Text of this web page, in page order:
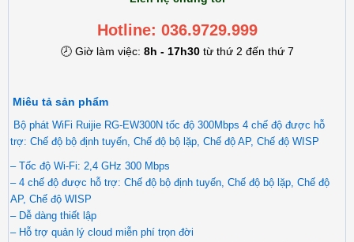
Hotline: 036.9729.999
🕗 Giờ làm việc: 8h - 17h30từ thứ 2 đến thứ 7
Miêu tả sản phẩm
Bộ phát WiFi Ruijie RG-EW300N tốc độ 300Mbps 4 chế độ được hỗ
trợ: Chế độ bộ định tuyến, Chế độ bộ lặp, Chế độ AP, Chế độ WISP
– Tốc độ Wi-Fi: 2,4 GHz 300 Mbps
– 4 chế độ được hỗ trợ: Chế độ bộ định tuyến, Chế độ bộ lặp, Chế độ
AP, Chế độ WISP
– Dễ dàng thiết lập
– Hỗ trợ quản lý cloud miễn phí trọn đời